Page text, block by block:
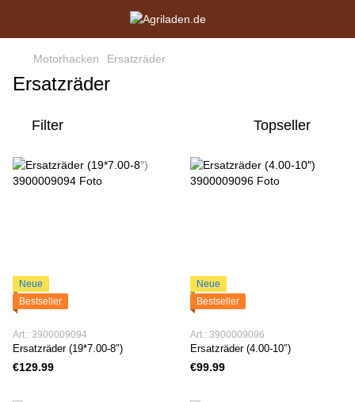
Motorhacken Ersatzräder
Ersatzräder
Filter Topseller
Neue
Bestseller
Art.: 3900009094
Ersatzräder (19*7.00-8″)
€129.99
Neue
Bestseller
Art.: 3900009096
Ersatzräder (4.00-10″)
€99.99